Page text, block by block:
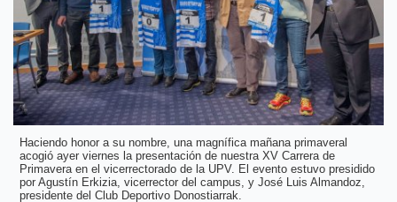
Haciendo honor a su nombre, una magnífica mañana primaveral
acogió ayer viernes la presentación de nuestra XV Carrera de
Primavera en el vicerrectorado de la UPV. El evento estuvo presidido
por Agustín Erkizia, vicerrector del campus, y José Luis Almandoz,
presidente del Club Deportivo Donostiarrak.